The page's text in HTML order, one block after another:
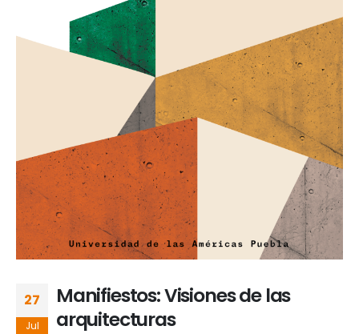
27
Jul
Manifiestos: Visiones de las
arquitecturas